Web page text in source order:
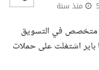
منذ سنة
متخصص في التسويق
باير اشتغلت على حملات